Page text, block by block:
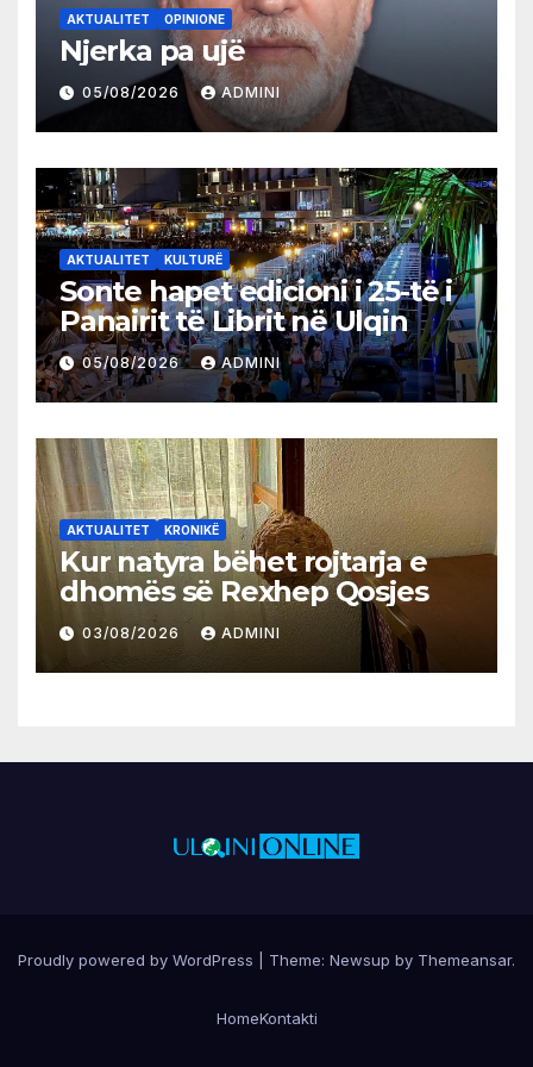
AKTUALITET OPINIONE
Njerka pa ujë
05/08/2026 ADMINI
AKTUALITET KULTURË
Sonte hapet edicioni i 25-të i
Panairit të Librit në Ulqin
05/08/2026 ADMINI
AKTUALITET KRONIKË
Kur natyra bëhet rojtarja e
dhomës së Rexhep Qosjes
03/08/2026 ADMINI
Proudly powered by WordPress Theme: Newsup by Themeansar.
HomeKontakti